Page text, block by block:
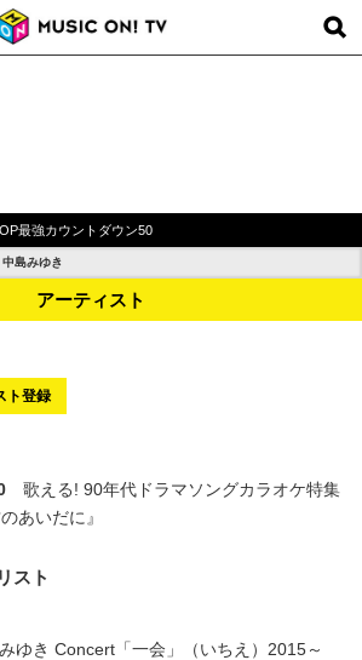
最強カウントダウン50
中島みゆき
アーティスト
ト登録
歌える! 90年代ドラマソングカラオケ特集
あいだに』
スト
ゆき Concert「一会」（いちえ）2015～